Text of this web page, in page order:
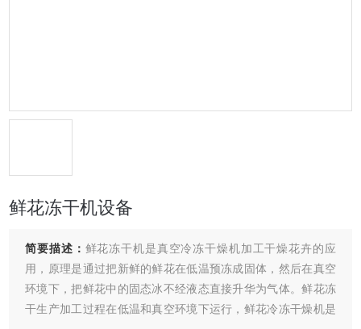
鲜花冻干机设备
简要描述： 鲜花冻干机是真空冷冻干燥机加工干燥花卉的应
用，原理是通过把新鲜的鲜花在低温预冻成固体，然后在真空
环境下，把鲜花中的固态冰不经液态直接升华为气体。鲜花冻
干生产加工过程在低温和真空环境下运行，鲜花冷冻干燥机是